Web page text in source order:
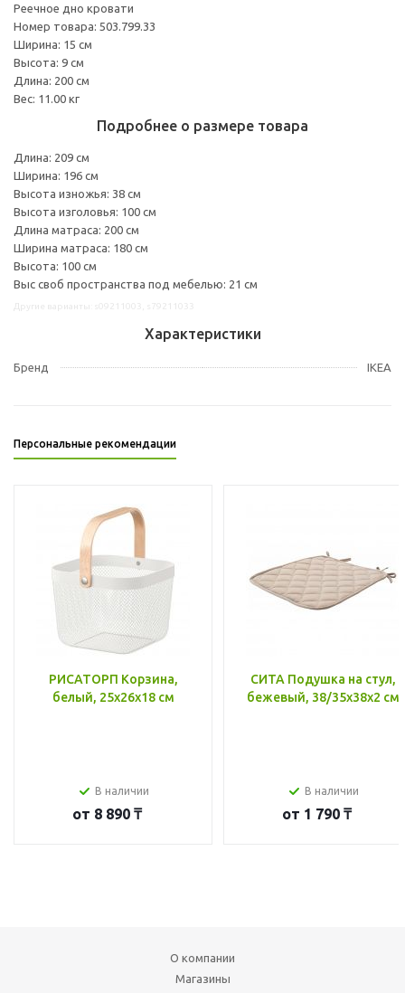
Реечное дно кровати
Номер товара: 503.799.33
Ширина: 15 см
Высота: 9 см
Длина: 200 см
Вес: 11.00 кг
Подробнее о размере товара
Длина: 209 см
Ширина: 196 см
Высота изножья: 38 см
Высота изголовья: 100 см
Длина матраса: 200 см
Ширина матраса: 180 см
Высота: 100 см
Выс своб пространства под мебелью: 21 см
Характеристики
Бренд IKEA
Персональные рекомендации
РИСАТОРП Корзина,
белый, 25x26x18 см
В наличии
от 8 890 ₸
СИТА Подушка на стул,
бежевый, 38/35x38x2 см
В наличии
от 1 790 ₸
О компании
Магазины